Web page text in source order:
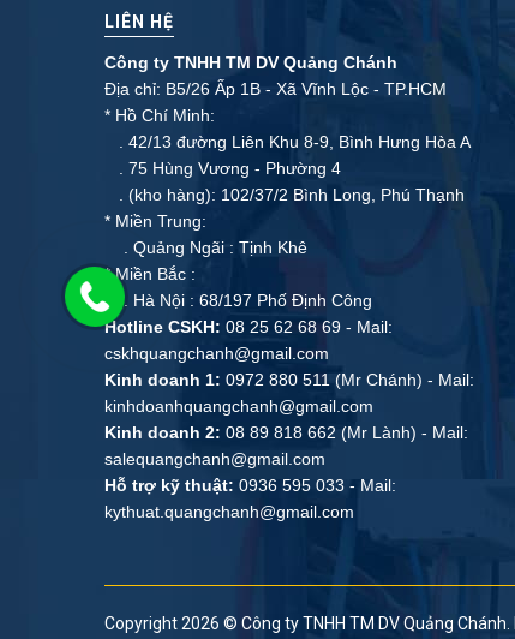
LIÊN HỆ
Công ty TNHH TM DV Quảng Chánh
Địa chỉ: B5/26 Ấp 1B - Xã Vĩnh Lộc - TP.HCM
* Hồ Chí Minh:
. 42/13 đường Liên Khu 8-9, Bình Hưng Hòa A
. 75 Hùng Vương - Phường 4
. (kho hàng): 102/37/2 Bình Long, Phú Thạnh
* Miền Trung:
. Quảng Ngãi : Tịnh Khê
* Miền Bắc :
. Hà Nội : 68/197 Phố Định Công
Hotline CSKH: 08 25 62 68 69 - Mail:
cskhquangchanh@gmail.com
Kinh doanh 1: 0972 880 511 (Mr Chánh) - Mail:
kinhdoanhquangchanh@gmail.com
Kinh doanh 2: 08 89 818 662 (Mr Lành) - Mail:
salequangchanh@gmail.com
Hỗ trợ kỹ thuật: 0936 595 033 - Mail:
kythuat.quangchanh@gmail.com
Copyright 2026 © Công ty TNHH TM DV Quảng Chánh